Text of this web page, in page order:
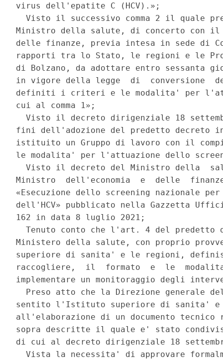
virus dell'epatite C (HCV).»;
Visto il successivo comma 2 il quale
Ministro della salute, di concerto con
delle finanze, previa intesa in sede di
rapporti tra lo Stato, le regioni e le
di Bolzano, da adottare entro sessanta
in vigore della legge  di  conversione
definiti i criteri e le modalita' per
cui al comma 1»;
Visto il decreto dirigenziale 18
fini dell'adozione del predetto
istituito un Gruppo di lavoro con il
le modalita' per l'attuazione dello
Visto il decreto del Ministro della
Ministro  dell'economia  e  delle
«Esecuzione dello screening nazionale
dell'HCV» pubblicato nella Gazzetta
162 in data 8 luglio 2021;
Tenuto conto che l'art. 4 del predetto
Ministero della salute, con proprio
superiore di sanita' e le regioni,
raccogliere,  il  formato  e  le
implementare un monitoraggio degli
Preso atto che la Direzione generale
sentito l'Istituto superiore di sanita' e
all'elaborazione di un documento
sopra descritte il quale e' stato
di cui al decreto dirigenziale 18
Vista la necessita' di approvare